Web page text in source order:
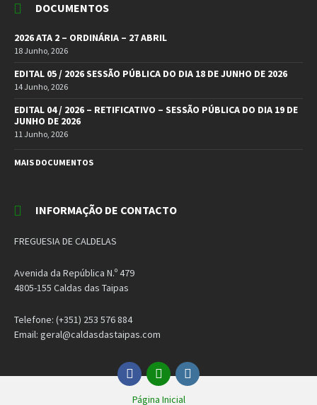
DOCUMENTOS
2026 ATA 2 – ORDINÁRIA – 27 ABRIL
18 Junho, 2026
EDITAL 05 / 2026 SESSÃO PÚBLICA DO DIA 18 DE JUNHO DE 2026
14 Junho, 2026
EDITAL 04 / 2026 – RETIFICATIVO – SESSÃO PÚBLICA DO DIA 19 DE
JUNHO DE 2026
11 Junho, 2026
MAIS DOCUMENTOS
INFORMAÇÃO DE CONTACTO
FREGUESIA DE CALDELAS
Avenida da República N.º 479
4805-155 Caldas das Taipas
Telefone: (+351) 253 576 884
Email: geral@caldasdastaipas.com
Facebook
EmailInstagram
Página Inicial